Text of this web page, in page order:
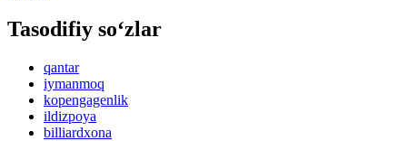
Tasodifiy so‘zlar
qantar
iymanmoq
kopengagenlik
ildizpoya
billiardxona